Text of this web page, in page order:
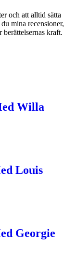
och att alltid sätta
mina recensioner,
kraft.
Willa
Louis
Georgie